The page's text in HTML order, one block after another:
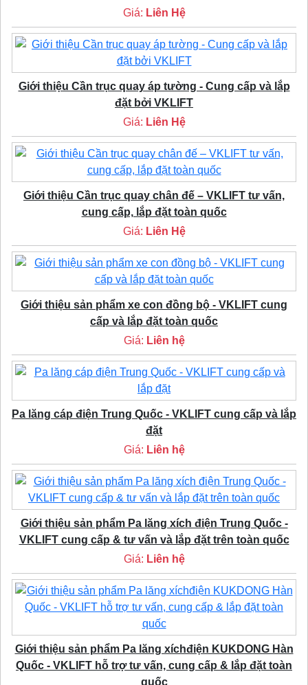
Giá: Liên Hệ
Giới thiệu Cần trục quay áp tường - Cung cấp và lắp
đặt bởi VKLIFT
Giá: Liên Hệ
Giới thiệu Cần trục quay chân đế – VKLIFT tư vấn,
cung cấp, lắp đặt toàn quốc
Giá: Liên Hệ
Giới thiệu sản phẩm xe con đồng bộ - VKLIFT cung
cấp và lắp đặt toàn quốc
Giá: Liên hệ
Pa lăng cáp điện Trung Quốc - VKLIFT cung cấp và lắp
đặt
Giá: Liên hệ
Giới thiệu sản phẩm Pa lăng xích điện Trung Quốc -
VKLIFT cung cấp & tư vấn và lắp đặt trên toàn quốc
Giá: Liên hệ
Giới thiệu sản phẩm Pa lăng xíchđiện KUKDONG Hàn
Quốc - VKLIFT hỗ trợ tư vấn, cung cấp & lắp đặt toàn
quốc